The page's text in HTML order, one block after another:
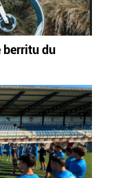
berritu du